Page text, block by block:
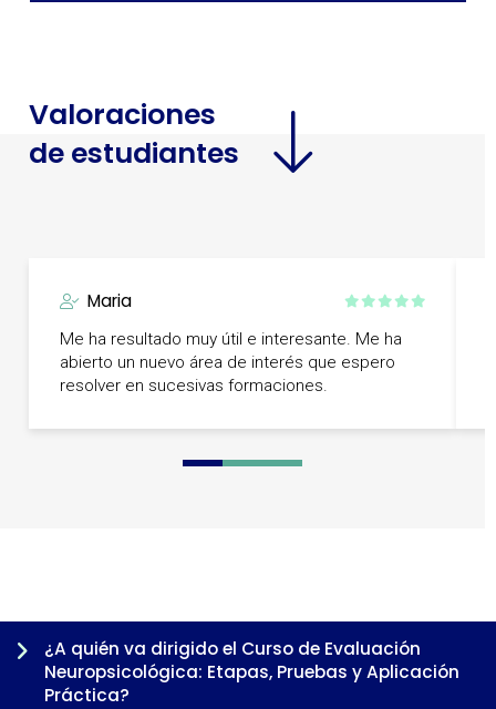
Valoraciones
de estudiantes
Maria
Me ha resultado muy útil e interesante. Me ha
abierto un nuevo área de interés que espero
resolver en sucesivas formaciones.
0 1 2 3 4 5 6
¿A quién va dirigido el Curso de Evaluación
Neuropsicológica: Etapas, Pruebas y Aplicación
Práctica?